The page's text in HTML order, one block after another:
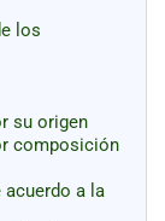
los
su origen
composición
a la